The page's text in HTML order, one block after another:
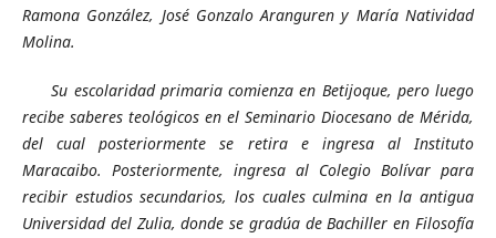
Ramona González, José Gonzalo Aranguren y María Natividad
Molina.
Su escolaridad primaria comienza en Betijoque, pero luego
recibe saberes teológicos en el Seminario Diocesano de Mérida,
del cual posteriormente se retira e ingresa al Instituto
Maracaibo. Posteriormente, ingresa al Colegio Bolívar para
recibir estudios secundarios, los cuales culmina en la antigua
Universidad del Zulia, donde se gradúa de Bachiller en Filosofía